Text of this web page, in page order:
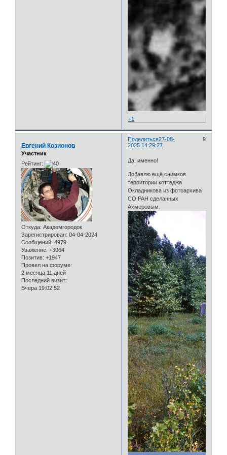
+1
Поделиться 9
27-08-
2025 14:29:27
Евгений Козионов
Участник
Рейтинг:
Откуда: Академгородок
Зарегистрирован: 04-04-2024
Сообщений: 4979
Уважение: +3064
Позитив: +1947
Провел на форуме:
2 месяца 11 дней
Последний визит:
Вчера 19:02:52
Да, именно!
Добавлю ещё снимков
территории коттеджа
Окладникова из фотоархива
СО РАН сделанных
Ахмеровым.